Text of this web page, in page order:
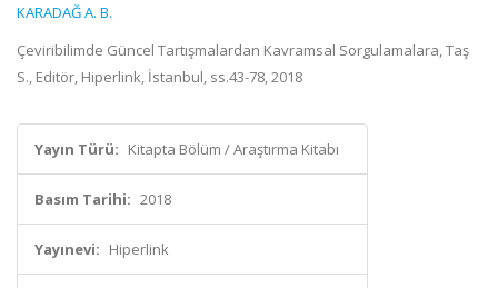
KARADAĞ A. B.
Çeviribilimde Güncel Tartışmalardan Kavramsal Sorgulamalara, Taş
S., Editör, Hiperlink, İstanbul, ss.43-78, 2018
Yayın Türü: Kitapta Bölüm / Araştırma Kitabı
Basım Tarihi: 2018
Yayınevi: Hiperlink